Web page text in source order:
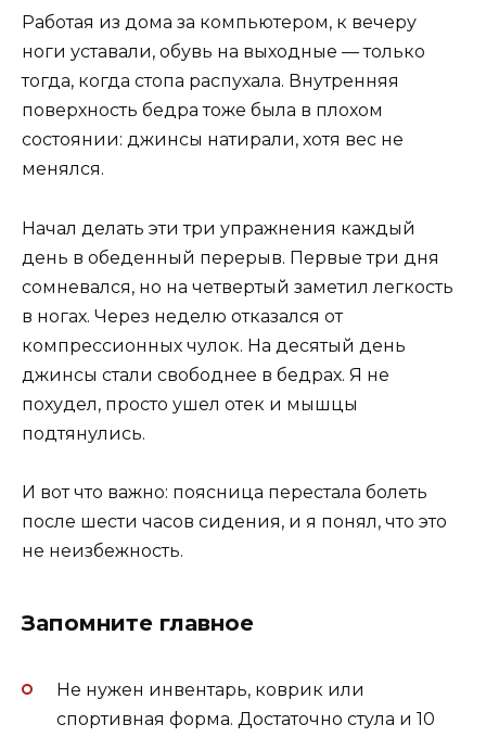
Работая из дома за компьютером, к вечеру
ноги уставали, обувь на выходные — только
тогда, когда стопа распухала. Внутренняя
поверхность бедра тоже была в плохом
состоянии: джинсы натирали, хотя вес не
менялся.
Начал делать эти три упражнения каждый
день в обеденный перерыв. Первые три дня
сомневался, но на четвертый заметил легкость
в ногах. Через неделю отказался от
компрессионных чулок. На десятый день
джинсы стали свободнее в бедрах. Я не
похудел, просто ушел отек и мышцы
подтянулись.
И вот что важно: поясница перестала болеть
после шести часов сидения, и я понял, что это
не неизбежность.
Запомните главное
Не нужен инвентарь, коврик или
спортивная форма. Достаточно стула и 10